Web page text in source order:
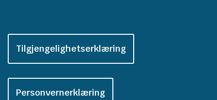
Tilgjengelighetserklæring
Personvernerklæring